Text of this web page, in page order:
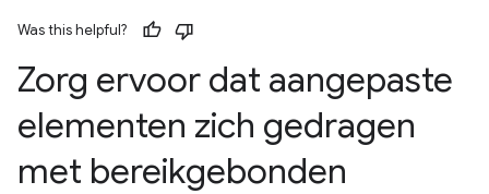
Was this helpful?
Zorg ervoor dat aangepaste
elementen zich gedragen
met bereikgebonden